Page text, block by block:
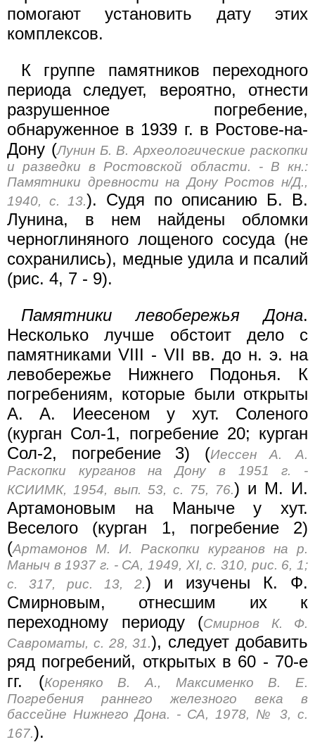
помогают установить дату этих
комплексов.
К группе памятников переходного
периода следует, вероятно, отнести
разрушенное погребение,
обнаруженное в 1939 г. в Ростове-на-
Дону (Лунин Б. В. Археологические раскопки
и разведки в Ростовской области. - В кн.:
Памятники древности на Дону Ростов н/Д.,
1940, с. 13.). Судя по описанию Б. В.
Лунина, в нем найдены обломки
черноглиняного лощеного сосуда (не
сохранились), медные удила и псалий
(рис. 4, 7 - 9).
Памятники левобережья Дона.
Несколько лучше обстоит дело с
памятниками VIII - VII вв. до н. э. на
левобережье Нижнего Подонья. К
погребениям, которые были открыты
А. А. Иеесеном у хут. Соленого
(курган Сол-1, погребение 20; курган
Сол-2, погребение 3) (Иессен А. А.
Раскопки курганов на Дону в 1951 г. -
КСИИМК, 1954, вып. 53, с. 75, 76.) и М. И.
Артамоновым на Маныче у хут.
Веселого (курган 1, погребение 2)
(Артамонов М. И. Раскопки курганов на р.
Маныч в 1937 г. - СА, 1949, XI, с. 310, рис. 6, 1;
с. 317, рис. 13, 2.) и изучены К. Ф.
Смирновым, отнесшим их к
переходному периоду (Смирнов К. Ф.
Савроматы, с. 28, 31.), следует добавить
ряд погребений, открытых в 60 - 70-е
гг. (Кореняко В. А., Максименко В. Е.
Погребения раннего железного века в
бассейне Нижнего Дона. - СА, 1978, № 3, с.
167.).